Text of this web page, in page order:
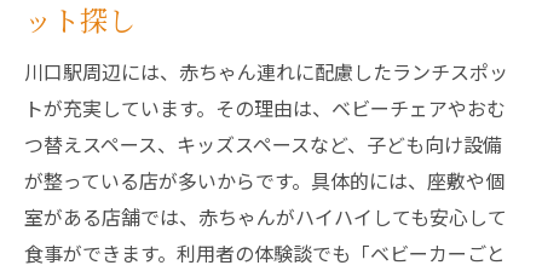
ット探し
川口駅周辺には、赤ちゃん連れに配慮したランチスポッ
トが充実しています。その理由は、ベビーチェアやおむ
つ替えスペース、キッズスペースなど、子ども向け設備
が整っている店が多いからです。具体的には、座敷や個
室がある店舗では、赤ちゃんがハイハイしても安心して
食事ができます。利用者の体験談でも「ベビーカーごと